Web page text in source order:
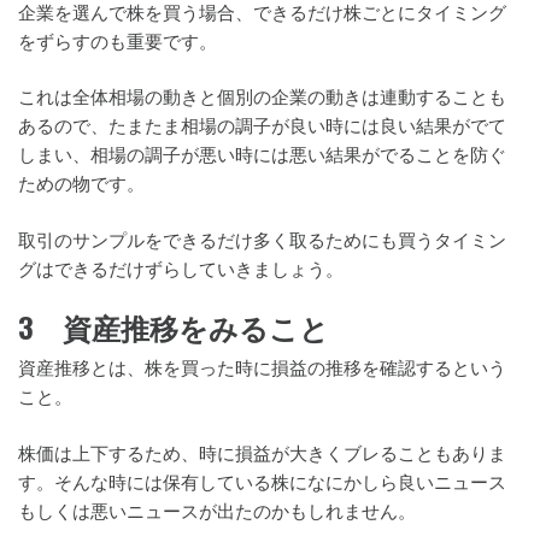
企業を選んで株を買う場合、できるだけ株ごとにタイミング
をずらすのも重要です。
これは全体相場の動きと個別の企業の動きは連動することも
あるので、たまたま相場の調子が良い時には良い結果がでて
しまい、相場の調子が悪い時には悪い結果がでることを防ぐ
ための物です。
取引のサンプルをできるだけ多く取るためにも買うタイミン
グはできるだけずらしていきましょう。
3 資産推移をみること
資産推移とは、株を買った時に損益の推移を確認するという
こと。
株価は上下するため、時に損益が大きくブレることもありま
す。そんな時には保有している株になにかしら良いニュース
もしくは悪いニュースが出たのかもしれません。